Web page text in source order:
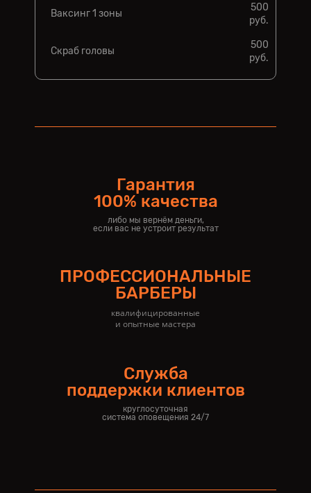
Ваксинг 1 зоны
500
руб.
Скраб головы
500
руб.
Гарантия
100% качества
либо мы вернём деньги,
если вас не устроит результат
ПРОФЕССИОНАЛЬНЫЕ
БАРБЕРЫ
квалифицированные
и опытные мастера
Служба
поддержки клиентов
круглосуточная
система оповещения 24/7